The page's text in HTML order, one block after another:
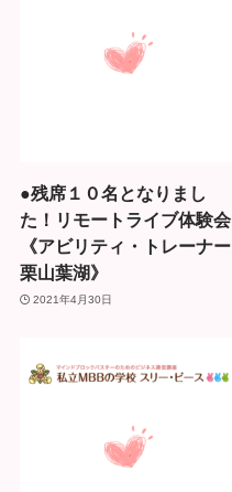
●残席１０名となりまし
た！リモートライブ体験会
《アビリティ・トレーナー
栗山葉湖》
2021年4月30日